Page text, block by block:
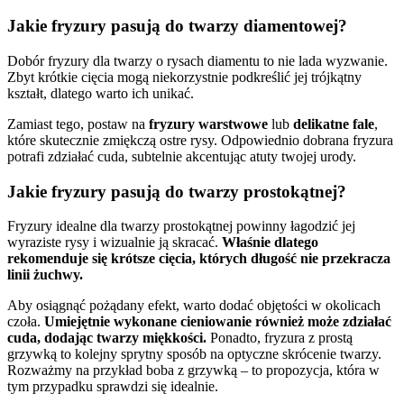
Jakie fryzury pasują do twarzy diamentowej?
Dobór fryzury dla twarzy o rysach diamentu to nie lada wyzwanie.
Zbyt krótkie cięcia mogą niekorzystnie podkreślić jej trójkątny
kształt, dlatego warto ich unikać.
Zamiast tego, postaw na fryzury warstwowe lub delikatne fale,
które skutecznie zmiękczą ostre rysy. Odpowiednio dobrana fryzura
potrafi zdziałać cuda, subtelnie akcentując atuty twojej urody.
Jakie fryzury pasują do twarzy prostokątnej?
Fryzury idealne dla twarzy prostokątnej powinny łagodzić jej
wyraziste rysy i wizualnie ją skracać. Właśnie dlatego
rekomenduje się krótsze cięcia, których długość nie przekracza
linii żuchwy.
Aby osiągnąć pożądany efekt, warto dodać objętości w okolicach
czoła. Umiejętnie wykonane cieniowanie również może zdziałać
cuda, dodając twarzy miękkości. Ponadto, fryzura z prostą
grzywką to kolejny sprytny sposób na optyczne skrócenie twarzy.
Rozważmy na przykład boba z grzywką – to propozycja, która w
tym przypadku sprawdzi się idealnie.